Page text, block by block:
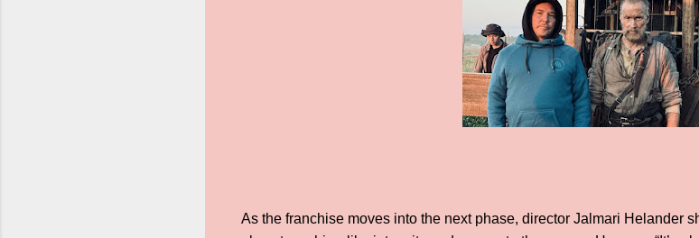
As the franchise moves into the next phase, director Jalmari Helander